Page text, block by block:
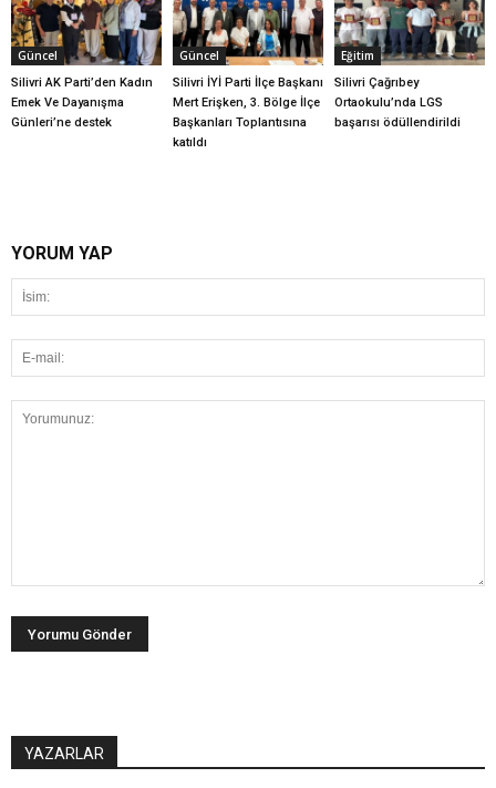
Güncel
Silivri AK Parti’den Kadın
Emek Ve Dayanışma
Günleri’ne destek
Güncel
Silivri İYİ Parti İlçe Başkanı
Mert Erişken, 3. Bölge İlçe
Başkanları Toplantısına
katıldı
Eğitim
Silivri Çağrıbey
Ortaokulu’nda LGS
başarısı ödüllendirildi
YORUM YAP
YAZARLAR